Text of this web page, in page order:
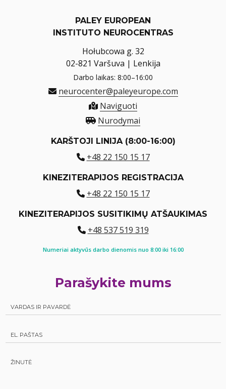
PALEY EUROPEAN
INSTITUTO NEUROCENTRAS
Hołubcowa g. 32
02-821 Varšuva | Lenkija
Darbo laikas: 8:00–16:00
neurocenter@paleyeurope.com
Naviguoti
Nurodymai
KARŠTOJI LINIJA (8:00-16:00)
+48 22 150 15 17
KINEZITERAPIJOS REGISTRACIJA
+48 22 150 15 17
KINEZITERAPIJOS SUSITIKIMŲ ATŠAUKIMAS
+48 537 519 319
Numeriai aktyvūs darbo dienomis nuo 8:00 iki 16:00
Parašykite mums